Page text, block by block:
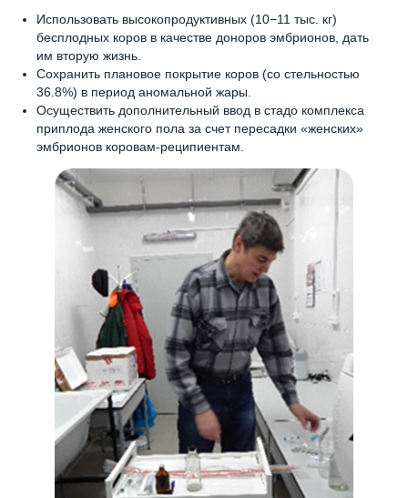
Использовать высокопродуктивных (10−11 тыс. кг)
бесплодных коров в качестве доноров эмбрионов, дать
им вторую жизнь.
Сохранить плановое покрытие коров (со стельностью
36.8%) в период аномальной жары.
Осуществить дополнительный ввод в стадо комплекса
приплода женского пола за счет пересадки «женских»
эмбрионов коровам-реципиентам.
Семена
Эмбрионы КРС
Племенные животные
Агрокомплекс Вакансии
Новости и блог
Курсы подготовки эмбрионов
Энергоэффективные
решения
Экскурсия на ферму
Контакты
+7 (8352) 382 056
reception@chebomilk.ru
ул. Промышленная 1Б, п. Новое Атлашево,
Чебоксарский муниципальный округ,
Чувашская Республика